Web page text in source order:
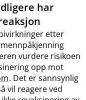
har
etter
vurdere risikoen
opp mot
. Det er sannsynlig
vil reagere ved